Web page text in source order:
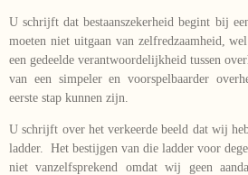
U schrijft dat bestaanszekerheid begint bij
moeten niet uitgaan van zelfredzaamheid,
een gedeelde verantwoordelijkheid tussen
van een simpeler en voorspelbaarder
eerste stap kunnen zijn.
U schrijft over het verkeerde beeld dat wij
ladder. Het bestijgen van die ladder voor
niet vanzelfsprekend omdat wij geen